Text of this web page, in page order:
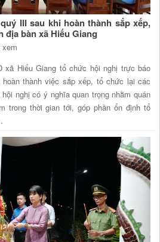
III sau khi hoàn thành sắp xếp,
bàn xã Hiếu Giang
xã Hiếu Giang tổ chức hội nghị trực báo
thành việc sắp xếp, tổ chức lại các
nghị có ý nghĩa quan trọng nhằm quán
trong thời gian tới, góp phần ổn định tổ